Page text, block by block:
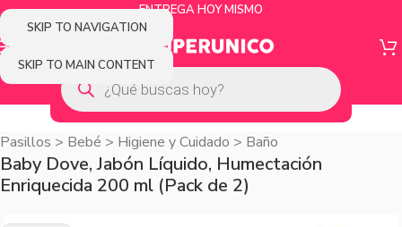
SKIP TO NAVIGATION
SKIP TO MAIN CONTENT
ENTREGA HOY MISMO
Pasillos > Bebé > Higiene y Cuidado > Baño
Baby Dove, Jabón Líquido, Humectación
Enriquecida 200 ml (Pack de 2)